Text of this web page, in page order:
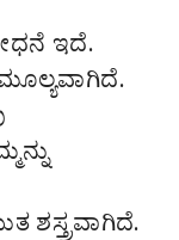
ಇದೆ.
ಶಸ್ತ್ರವಾಗಿದೆ.